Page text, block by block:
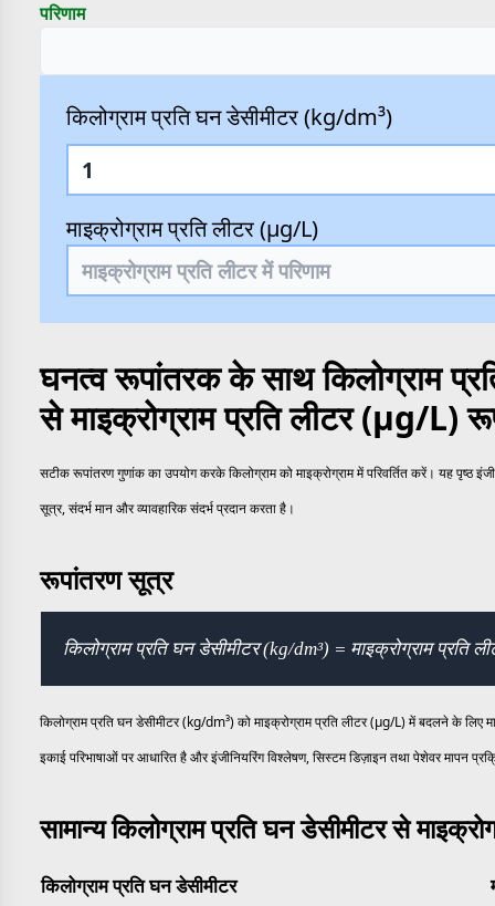
परिणाम
किलोग्राम प्रति घन डेसीमीटर (kg/dm³)
माइक्रोग्राम प्रति लीटर (µg/L)
घनत्व रूपांतरक के साथ किलोग्राम
से माइक्रोग्राम प्रति लीटर (µg/L)
सटीक रूपांतरण गुणांक का उपयोग करके किलोग्राम को माइक्रोग्राम में परिवर्तित करें। यह पृष्ठ
सूत्र, संदर्भ मान और व्यावहारिक संदर्भ प्रदान करता है।
रूपांतरण सूत्र
किलोग्राम प्रति घन डेसीमीटर (kg/dm³) = माइक्रोग्राम प्रति
किलोग्राम प्रति घन डेसीमीटर (kg/dm³) को माइक्रोग्राम प्रति लीटर (µg/L) में बदलने के
इकाई परिभाषाओं पर आधारित है और इंजीनियरिंग विश्लेषण, सिस्टम डिज़ाइन तथा पेशेवर मापन
सामान्य किलोग्राम प्रति घन डेसीमीटर से
किलोग्राम प्रति घन डेसीमीटर